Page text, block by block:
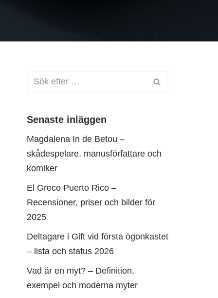
Senaste inläggen
Magdalena In de Betou –
skådespelare, manusförfattare och
komiker
El Greco Puerto Rico –
Recensioner, priser och bilder för
2025
Deltagare i Gift vid första ögonkastet
– lista och status 2026
Vad är en myt? – Definition,
exempel och moderna myter